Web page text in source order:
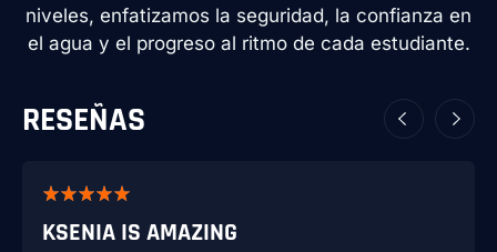
niveles, enfatizamos la seguridad, la confianza en
el agua y el progreso al ritmo de cada estudiante.
RESEÑAS
KSENIA IS AMAZING